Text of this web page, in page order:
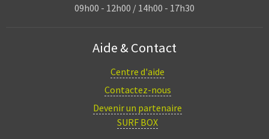
09h00 - 12h00 / 14h00 - 17h30
Aide & Contact
Centre d'aide
Contactez-nous
Devenir un partenaire
SURF BOX